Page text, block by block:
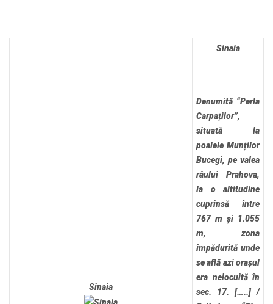
Sinaia
Sinaia
Denumită “Perla
Carpaților”,
situată la
poalele Munților
Bucegi, pe valea
râului Prahova,
la o altitudine
cuprinsă între
767 m și 1.055
m, zona
împădurită unde
se află azi orașul
era nelocuită în
sec. 17. […..] /